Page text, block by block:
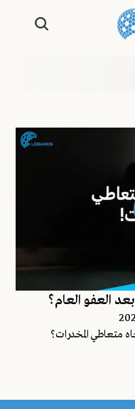
العفو العام؟
متعاطي المخدرات؟